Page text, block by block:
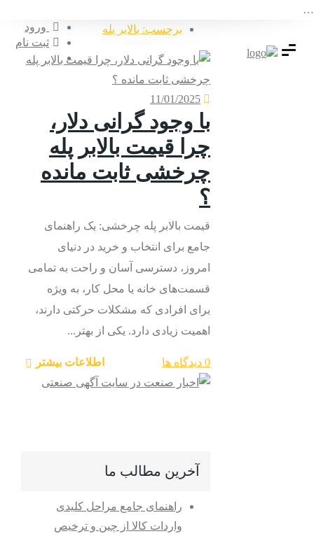
…
ورود
ثبت نام
برچسب: بالابر پله
11/01/2025
با وجود گرانی دلار،
چرا قیمت بالابر پله
چرخشی ثابت مانده
؟
قیمت بالابر پله چرخشی: یک راهنمای
جامع برای انتخاب و خرید در دنیای
امروز، دسترسی آسان و راحت به تمامی
قسمت‌های خانه یا محل کار، به ویژه
برای افرادی که مشکلات حرکتی دارند،
اهمیت زیادی دارد. یکی از بهتر...
0 دیدگاه ها اطلاعات بیشتر
آخرین مطالب ما
راهنمای جامع مراحل کلیدی
واردات کالا از چین و ترخیص